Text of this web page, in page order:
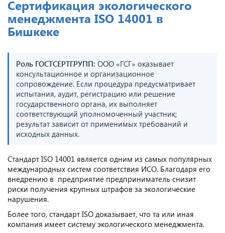
Сертификация экологического
менеджмента ISO 14001 в
Бишкеке
Роль ГОСТСЕРТГРУПП: ООО «ГСГ» оказывает
консультационное и организационное
сопровождение. Если процедура предусматривает
испытания, аудит, регистрацию или решение
государственного органа, их выполняет
соответствующий уполномоченный участник;
результат зависит от применимых требований и
исходных данных.
Стандарт ISO 14001 является одним из самых популярных
международных систем соответствия ИСО. Благодаря его
внедрению в предприятие предприниматель снизит
риски получения крупных штрафов за экологические
нарушения.
Более того, стандарт ISO доказывает, что та или иная
компания имеет систему экологического менеджмента.